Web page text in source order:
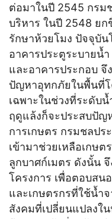
ต่อมาในปี 2545 กรม
บริหาร ในปี 2548 ยก
รักษาห้วยโมง ปัจจุบัน
อาคารประตูระบายน้
และอาคารประกอบ
ปัญหาอุทกภัยในพื้นที่โ
เฉพาะในช่วงที่ระดับ
ฤดูแล้งก็จะประสบปัญ
การเกษตร กรมชลป
เข้ามาช่วยเหลือเกษ
ลูกบาศก์เมตร ดังนั้น
โครงการ เพื่อตอบสน
และเกษตรกรที่ใช้น้ำ
สังคมที่เปลี่ยนแปลงใ